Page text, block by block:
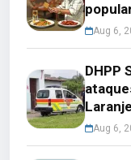
Aug 6,
DHPP
Aug 6,